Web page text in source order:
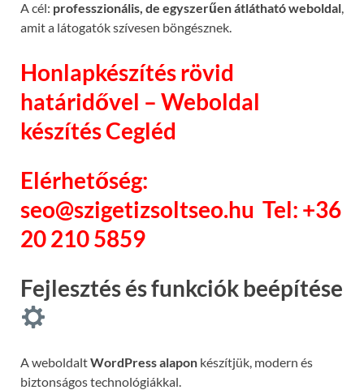
A cél: professzionális, de egyszerűen átlátható weboldal,
amit a látogatók szívesen böngésznek.
Honlapkészítés rövid
határidővel – Weboldal
készítés Cegléd
Elérhetőség:
seo@szigetizsoltseo.hu Tel: +36
20 210 5859
Fejlesztés és funkciók beépítése
A weboldaltWordPress alapon készítjük, modern és
biztonságos technológiákkal.